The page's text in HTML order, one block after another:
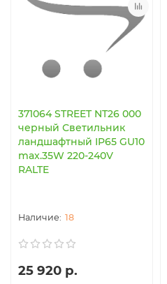
371064 STREET NT26 000
черный Светильник
ландшафтный IP65 GU10
max.35W 220-240V
RALTE
18
25 920 р.